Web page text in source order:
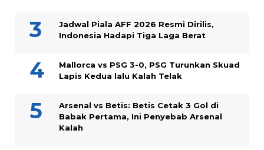
Jadwal Piala AFF 2026 Resmi Dirilis,
Indonesia Hadapi Tiga Laga Berat
Mallorca vs PSG 3-0, PSG Turunkan Skuad
Lapis Kedua lalu Kalah Telak
Arsenal vs Betis: Betis Cetak 3 Gol di
Babak Pertama, Ini Penyebab Arsenal
Kalah